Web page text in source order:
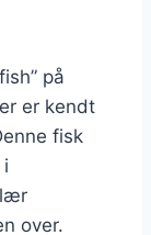
på
er kendt
fisk
over.